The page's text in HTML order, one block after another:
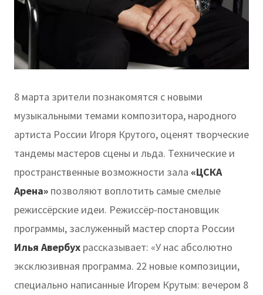
8 марта зрители познакомятся с новыми
музыкальными темами композитора, народного
артиста России Игоря Крутого, оценят творческие
тандемы мастеров сцены и льда. Технические и
пространственные возможности зала «ЦСКА
Арена» позволяют воплотить самые смелые
режиссёрские идеи. Режиссёр-постановщик
программы, заслуженный мастер спорта России
Илья Авербух рассказывает: «У нас абсолютно
эксклюзивная программа. 22 новые композиции,
специально написанные Игорем Крутым: вечером 8